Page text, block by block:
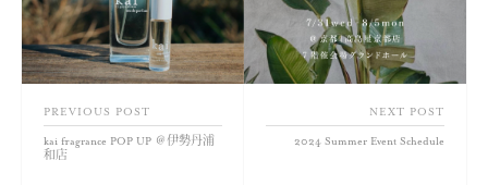
PREVIOUS POST
kai fragrance POP UP ＠伊勢丹浦
和店
NEXT POST
2024 Summer Event Schedule